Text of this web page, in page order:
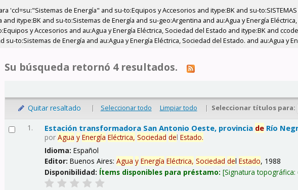
'ccl=su:"Sistemas de Energía" and su-to:Equipos y Accesorios and itype:BK and su-
itype:BK and su-to:Sistemas de Energía and su-geo:Argentina and au:Agua y Energía
y Accesorios and au:Agua y Energía Eléctrica, Sociedad del Estado and itype:BK and
su-to:Sistemas de Energía and au:Agua y Energía Eléctrica, Sociedad del Estado. and au:Agua y
Su búsqueda retornó 4 resultados.
Quitar resaltado | Seleccionar todo Limpiar todo | Seleccionar títulos para:
1. Estación transformadora San Antonio Oeste, provincia de Río
porAgua y Energía Eléctrica, Sociedad delEstado.
Idioma:Español
Editor:Buenos Aires:Agua y Energía Eléctrica, Sociedad delEstado, 1988
Disponibilidad: Ítems disponibles para préstamo: Signatura topográfica: